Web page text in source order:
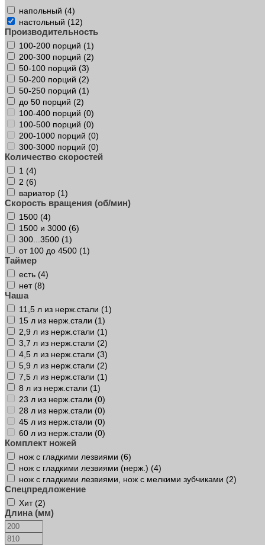
напольный (4)
настольный (12)
Производительность
100-200 порций (1)
200-300 порций (2)
50-100 порций (3)
50-200 порций (2)
50-250 порций (1)
до 50 порций (2)
100-400 порций (0)
100-500 порций (0)
200-1000 порций (0)
300-3000 порций (0)
Количество скоростей
1 (4)
2 (6)
вариатор (1)
Скорость вращения (об/мин)
1500 (4)
1500 и 3000 (6)
300...3500 (1)
от 100 до 4500 (1)
Таймер
есть (4)
нет (8)
Чаша
11,5 л из нерж.стали (1)
15 л из нерж.стали (1)
2,9 л из нерж.стали (1)
3,7 л из нерж.стали (2)
4,5 л из нерж.стали (3)
5,9 л из нерж.стали (2)
7,5 л из нерж.стали (1)
8 л из нерж.стали (1)
23 л из нерж.стали (0)
28 л из нерж.стали (0)
45 л из нерж.стали (0)
60 л из нерж.стали (0)
Комплект ножей
нож с гладкими лезвиями (6)
нож с гладкими лезвиями (нерж.) (4)
нож с гладкими лезвиями, нож с мелкими зубчиками (2)
Спецпредложение
Хит (2)
Длина (мм)